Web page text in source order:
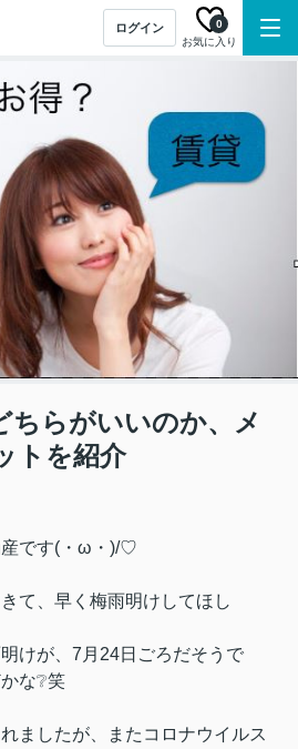
ログイン
お気に入り
0
ちらがいいのか、メ
トを紹介
産です(・ω・)/♡
て、早く梅雨明けしてほし
けが、7月24日ごろだそうで
な❔笑
ましたが、またコロナウイルス